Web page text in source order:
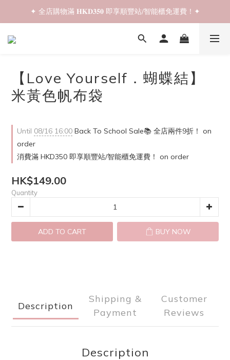
✦ 𝐁𝐚𝐜𝐤 𝐓𝐨 𝐒𝐜𝐡𝐨𝐨𝐥 𝐒𝐚𝐥𝐞📚 全店兩件𝟗折！✦
✦ 全店購物滿 𝐇𝐊𝐃𝟑𝟓𝟎 即享順豐站/智能櫃免運費！✦
✦ 𝐁𝐚𝐜𝐤 𝐓𝐨 𝐒𝐜𝐡𝐨𝐨𝐥 𝐒𝐚𝐥𝐞📚 全店兩件𝟗折！✦
【Love Yourself．蝴蝶結】
米黃色帆布袋
Until 08/16 16:00 Back To School Sale📚 全店兩件9折！ on
order
消費滿 HKD350 即享順豐站/智能櫃免運費！ on order
HK$149.00
Quantity
ADD TO CART BUY NOW
Description
Shipping &
Payment
Customer
Reviews
Description